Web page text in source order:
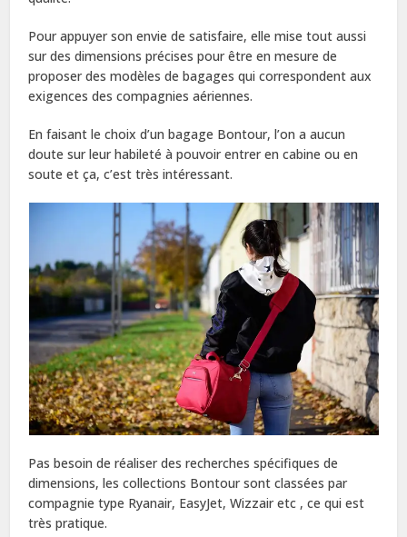
Pour appuyer son envie de satisfaire, elle mise tout aussi
sur des dimensions précises pour être en mesure de
proposer des modèles de bagages qui correspondent aux
exigences des compagnies aériennes.
En faisant le choix d’un bagage Bontour, l’on a aucun
doute sur leur habileté à pouvoir entrer en cabine ou en
soute et ça, c’est très intéressant.
Pas besoin de réaliser des recherches spécifiques de
dimensions, les collections Bontour sont classées par
compagnie type Ryanair, EasyJet, Wizzair etc , ce qui est
très pratique.